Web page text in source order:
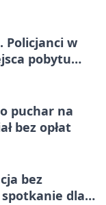
Policjanci w
pobytu
puchar na
bez opłat
bez
dla